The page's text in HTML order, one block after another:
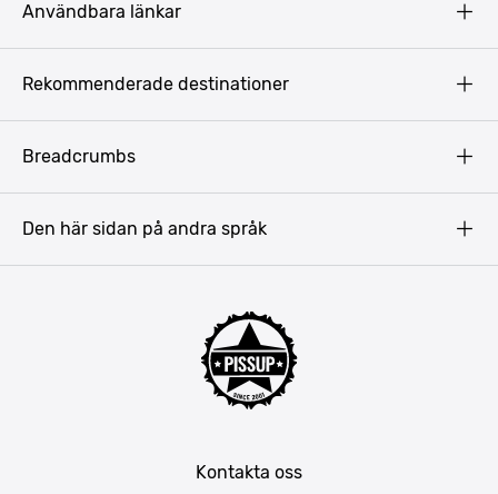
Användbara länkar
Rekommenderade destinationer
Breadcrumbs
Kontakta oss
Den här sidan på andra språk